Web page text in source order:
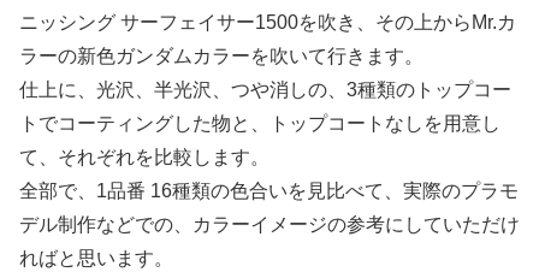
ニッシング サーフェイサー1500を吹き、その上からMr.カ
ラーの新色ガンダムカラーを吹いて行きます。
仕上に、光沢、半光沢、つや消しの、3種類のトップコー
トでコーティングした物と、トップコートなしを用意し
て、それぞれを比較します。
全部で、1品番 16種類の色合いを見比べて、実際のプラモ
デル制作などでの、カラーイメージの参考にしていただけ
ればと思います。